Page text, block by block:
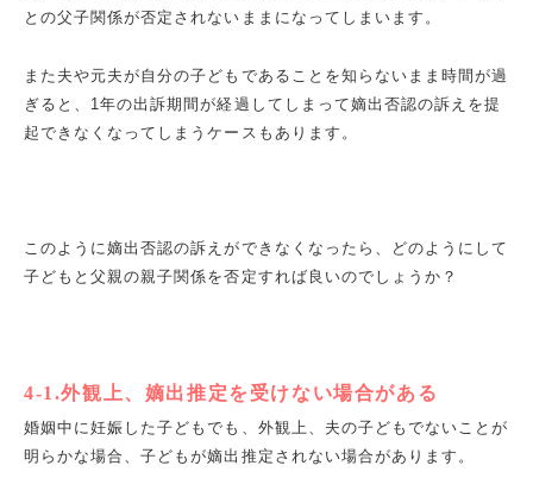
との父子関係が否定されないままになってしまいます。
また夫や元夫が自分の子どもであることを知らないまま時間が過
ぎると、1年の出訴期間が経過してしまって嫡出否認の訴えを提
起できなくなってしまうケースもあります。
このように嫡出否認の訴えができなくなったら、どのようにして
子どもと父親の親子関係を否定すれば良いのでしょうか？
4-1.外観上、嫡出推定を受けない場合がある
婚姻中に妊娠した子どもでも、外観上、夫の子どもでないことが
明らかな場合、子どもが嫡出推定されない場合があります。